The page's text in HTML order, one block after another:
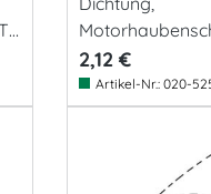
8.64-7.71
2,12 €
Artikel-Nr.: 020-